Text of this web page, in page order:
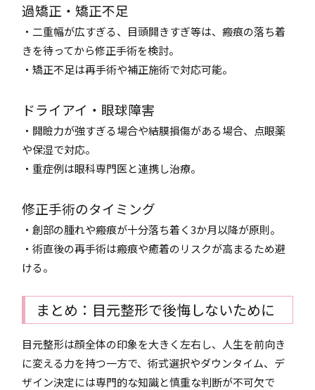
過矯正・矯正不足
・二重幅が広すぎる、目頭開きすぎ等は、瘢痕の落ち着
きを待ってから修正手術を検討。
・矯正不足は再手術や補正施術で対応可能。
ドライアイ・眼球障害
・開瞼力が強すぎる場合や結膜損傷がある場合、点眼薬
や保湿で対応。
・重症例は眼科専門医と連携し治療。
修正手術のタイミング
・創部の腫れや瘢痕が十分落ち着く3か月以降が原則。
・術直後の再手術は瘢痕や癒着のリスクが高まるため避
ける。
まとめ：目元整形で後悔しないために
目元整形は顔全体の印象を大きく左右し、人生を前向き
に変える力を持つ一方で、術式選択やダウンタイム、デ
ザイン決定には専門的な知識と慎重な判断が不可欠で